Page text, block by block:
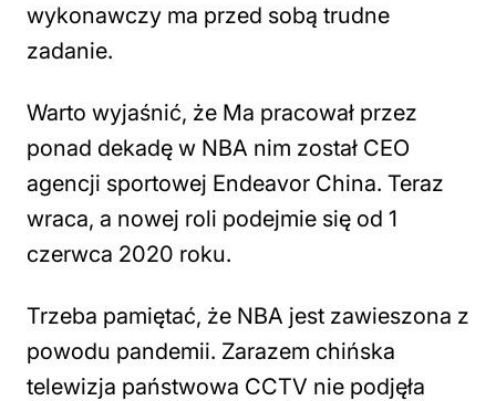
wykonawczy ma przed sobą trudne
zadanie.
Warto wyjaśnić, że Ma pracował przez
ponad dekadę w NBA nim został CEO
agencji sportowej Endeavor China. Teraz
wraca, a nowej roli podejmie się od 1
czerwca 2020 roku.
Trzeba pamiętać, że NBA jest zawieszona z
powodu pandemii. Zarazem chińska
telewizja państwowa CCTV nie podjęła